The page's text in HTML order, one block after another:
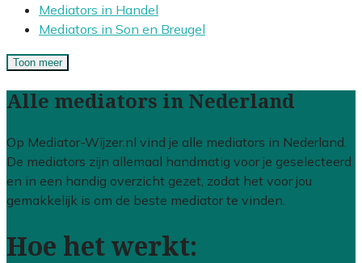
Mediators in Handel
Mediators in Son en Breugel
Toon meer
Alle mediators in Nederland
Op Mediator-Wijzer.nl vind je alle mediators in Nederland.
De mediators zijn allemaal handmatig voor je geselecteerd
en in een handig overzicht gezet, zodat het voor jou
gemakkelijk is om de beste mediator te vinden.
Hoe het werkt: